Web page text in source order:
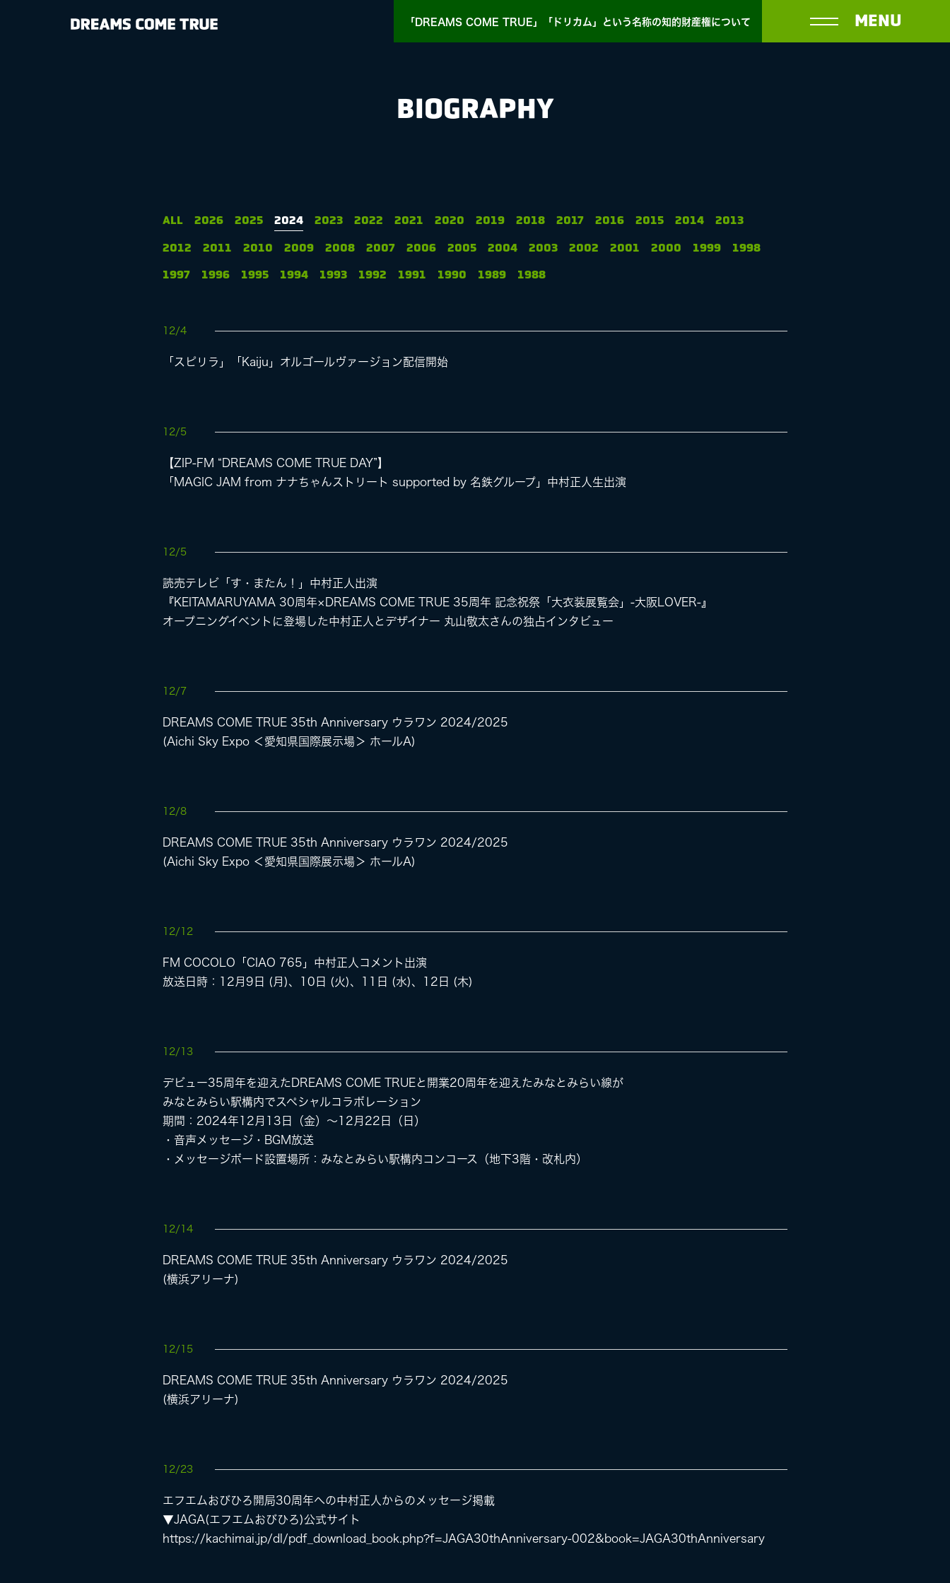
「DREAMS COME TRUE」「ドリカム」 という名称の知的財産権について MENU
LIVE
SPECIAL SITE
BIOGRAPHY
ALL 2026 2025 2024 2023 2022 2021 2020 2019 2018 2017 2016 2015 2014 2013
2012 2011 2010 2009 2008 2007 2006 2005 2004 2003 2002 2001 2000 1999
1998
1997
1996 1995 1994 1993 1992 1991 1990 1989 1988
12/4
「スピリラ」「Kaiju」オルゴールヴァージョン配信開始
12/5
【ZIP-FM “DREAMS COME TRUE DAY”】
「MAGIC JAM from ナナちゃんストリート supported by 名鉄グループ」中村正人生出演
12/5
読売テレビ「す・またん！」中村正人出演
『KEITAMARUYAMA 30周年×DREAMS COME TRUE 35周年 記念祝祭「大衣装展覧会」-大阪LOVER-』
オープニングイベントに登場した中村正人とデザイナー 丸山敬太さんの独占インタビュー
12/7
DREAMS COME TRUE 35th Anniversary ウラワン 2024/2025
(Aichi Sky Expo ＜愛知県国際展示場＞ ホールA)
12/8
DREAMS COME TRUE 35th Anniversary ウラワン 2024/2025
(Aichi Sky Expo ＜愛知県国際展示場＞ ホールA)
12/12
FM COCOLO「CIAO 765」中村正人コメント出演
放送日時：12月9日 (月)、10日 (火)、11日 (水)、12日 (木)
12/13
デビュー35周年を迎えたDREAMS COME TRUEと開業20周年を迎えたみなとみらい線が
みなとみらい駅構内でスペシャルコラボレーション
期間：2024年12月13日（金）～12月22日（日）
・音声メッセージ・BGM放送
・メッセージボード設置場所：みなとみらい駅構内コンコース（地下3階・改札内）
12/14
DREAMS COME TRUE 35th Anniversary ウラワン 2024/2025
(横浜アリーナ)
12/15
DREAMS COME TRUE 35th Anniversary ウラワン 2024/2025
(横浜アリーナ)
12/23
エフエムおびひろ開局30周年への中村正人からのメッセージ掲載
▼JAGA(エフエムおびひろ)公式サイト
https://kachimai.jp/dl/pdf_download_book.php?f=JAGA30thAnniversary-002&book=JAGA30thAnniversary